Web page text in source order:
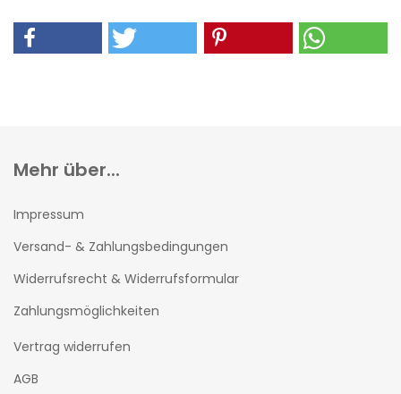
Mehr über...
Impressum
Versand- & Zahlungsbedingungen
Widerrufsrecht & Widerrufsformular
Zahlungsmöglichkeiten
Vertrag widerrufen
AGB